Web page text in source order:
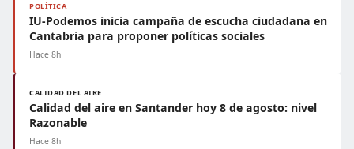
POLÍTICA
IU-Podemos inicia campaña de escucha ciudadana en
Cantabria para proponer políticas sociales
Hace 8h
CALIDAD DEL AIRE
Calidad del aire en Santander hoy 8 de agosto: nivel
Razonable
Hace 8h